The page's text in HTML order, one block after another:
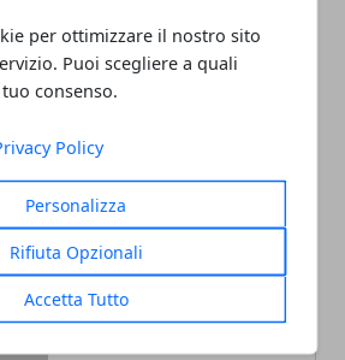
per ottimizzare il nostro sito
Puoi scegliere a quali
consenso.
Policy
Personalizza
Rifiuta Opzionali
Accetta Tutto
che
Articolo Successivo
significa ascendente